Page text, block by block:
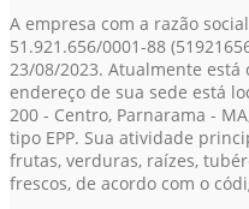
A empresa com a razão
51.921.656/0001-88
23/08/2023. Atualmente está
endereço de sua sede está
200 - Centro, Parnarama -
tipo EPP. Sua atividade
frutas, verduras, raízes,
frescos, de acordo com o